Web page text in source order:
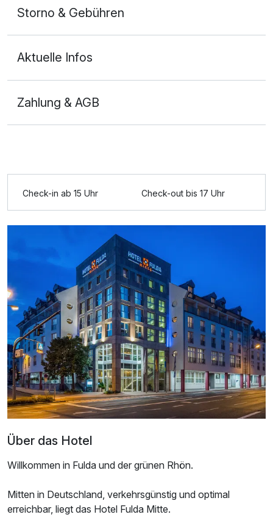
Zusatznächte
Für 2 Tage p.P. ab211,00 €
Doppelzimmer Gartenblick
2 Erwachsene
Ausstattung
Storno & Gebühren
Aktuelle Infos
Zahlung & AGB
Check-in ab 15 Uhr Check-out bis 17 Uhr
Über das Hotel
Willkommen in Fulda und der grünen Rhön.
Mitten in Deutschland, verkehrsgünstig und optimal
erreichbar, liegt das Hotel Fulda Mitte.